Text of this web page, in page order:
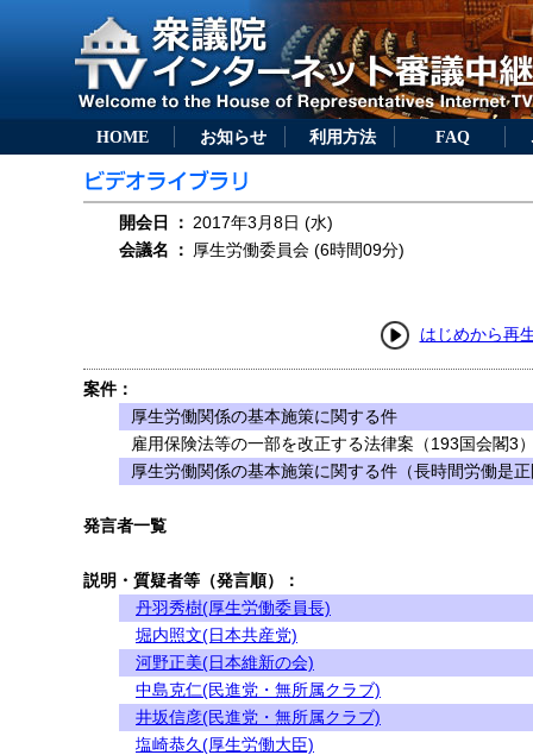
HOME お知らせ 利用方法 FAQ
開会日 ： 2017年3月8日 (水)
会議名
： 厚生労働委員会 (6時間09分)
はじめから再
案件：
厚生労働関係の基本施策に関する件
雇用保険法等の一部を改正する法律案（193国会閣3
厚生労働関係の基本施策に関する件（長時間労働是
発言者一覧
説明・質疑者等（発言順）：
丹羽秀樹(厚生労働委員長)
堀内照文(日本共産党)
河野正美(日本維新の会)
中島克仁(民進党・無所属クラブ)
井坂信彦(民進党・無所属クラブ)
塩崎恭久(厚生労働大臣)